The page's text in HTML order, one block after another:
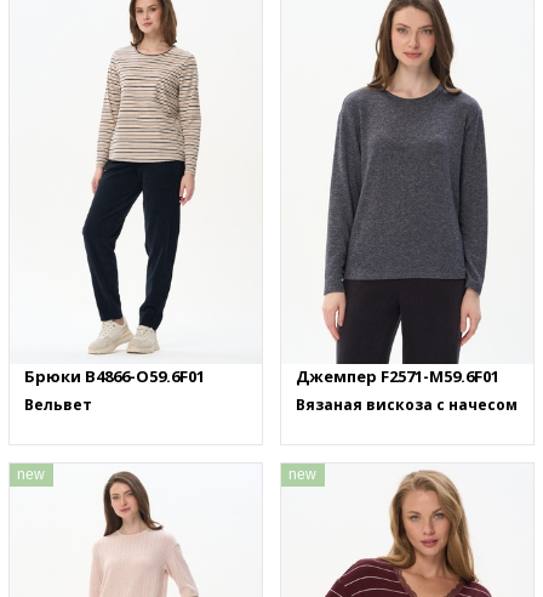
Брюки B4866-O59.6F01
Вельвет
Джемпер F2571-M59.6F01
Вязаная вискоза с начесом
new new